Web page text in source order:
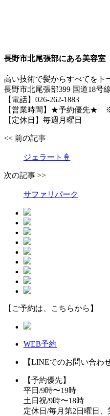
長野市北尾張部にある美容室
高い技術で髪からすべてをト
長野市北尾張部399 国道18号
【電話】026-262-1883
【営業時間】★予約優先★
【定休日】毎週月曜日
<< 前の記事
ジェラート🍦
次の記事 >>
サファリパーク
【ご予約は、こちらから】
WEB予約
【LINEでのお問い合わ
【予約優先】
平日/9時〜19時
土日祝/9時〜18時
定休日/毎月第2日曜日